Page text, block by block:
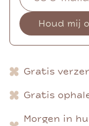
Houd mij
Gratis
Gratis
Morgen in